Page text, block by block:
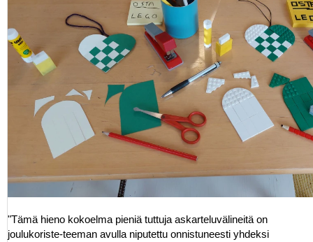
"Tämä hieno kokoelma pieniä tuttuja askarteluvälineitä on
joulukoriste-teeman avulla niputettu onnistuneesti yhdeksi